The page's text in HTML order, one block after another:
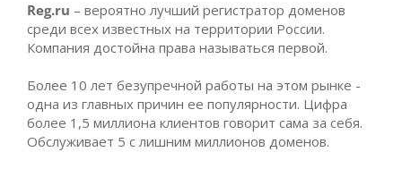
Reg.ru – вероятно лучший регистратор доменов
среди всех известных на территории России.
Компания достойна права называться первой.
Более 10 лет безупречной работы на этом рынке -
одна из главных причин ее популярности. Цифра
более 1,5 миллиона клиентов говорит сама за себя.
Обслуживает 5 с лишним миллионов доменов.